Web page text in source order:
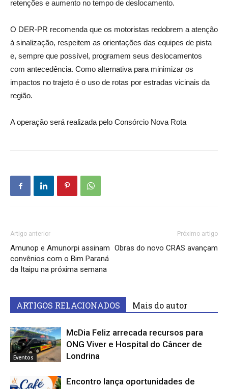
retenções e aumento no tempo de deslocamento.
O DER-PR recomenda que os motoristas redobrem a atenção
à sinalização, respeitem as orientações das equipes de pista
e, sempre que possível, programem seus deslocamentos
com antecedência. Como alternativa para minimizar os
impactos no trajeto é o uso de rotas por estradas vicinais da
região.
A operação será realizada pelo Consórcio Nova Rota
Artigo anterior
Amunop e Amunorpi assinam
convênios com o Bim Paraná
da Itaipu na próxima semana
Próximo artigo
Obras do novo CRAS avançam
ARTIGOS RELACIONADOS Mais do autor
Eventos
McDia Feliz arrecada recursos para
ONG Viver e Hospital do Câncer de
Londrina
Encontro lança oportunidades de